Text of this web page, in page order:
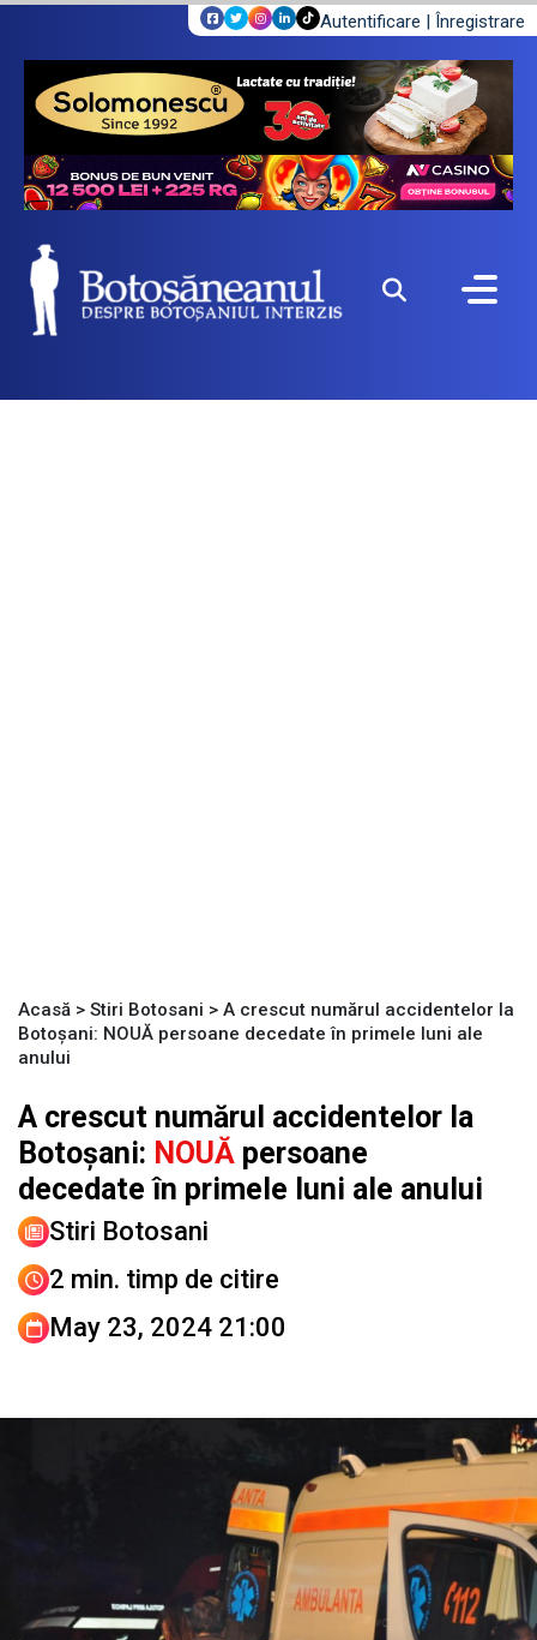
Autentificare | Înregistrare
Acasă > Stiri Botosani > A crescut numărul accidentelor la
Botoșani: NOUĂ persoane decedate în primele luni ale
anului
A crescut numărul accidentelor la
Botoșani: NOUĂ persoane
decedate în primele luni ale anului
Stiri Botosani
2 min. timp de citire
May 23, 2024 21:00